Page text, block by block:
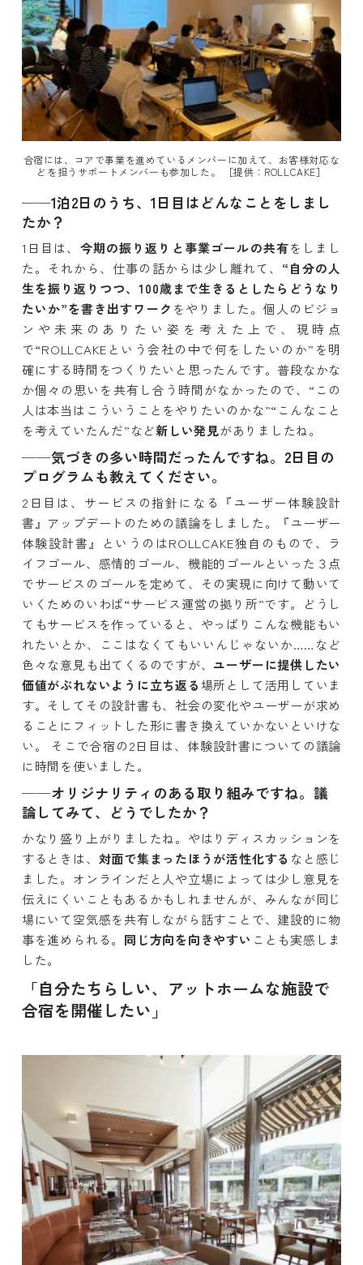
合宿には、コアで事業を進めているメンバーに加えて、お客様対応な
どを担うサポートメンバーも参加した。 ［提供：ROLLCAKE］
──1泊2日のうち、1日目はどんなことをしまし
たか？
1日目は、 今期の振り返りと事業ゴールの共有をしまし
た。それから、仕事の話からは少し離れて、 “自分の人
生を振り返りつつ、100歳まで生きるとしたらどうなり
たいか”を書き出すワーク をやりました。個人のビジョ
ンや未来のありたい姿を考えた上で、現時点
で“ROLLCAKEという会社の中で何をしたいのか”を明
確にする時間をつくりたいと思ったんです。普段なかな
か個々の思いを共有し合う時間がなかったので、“この
人は本当はこういうことをやりたいのかな”“こんなこと
を考えていたんだ”など新しい発見がありましたね。
──気づきの多い時間だったんですね。2日目の
プログラムも教えてください。
2日目は、サービスの指針になる『ユーザー体験設計
書』アップデートのための議論をしました。『ユーザー
体験設計書』というのはROLLCAKE独自のもので、ラ
イフゴール、感情的ゴール、機能的ゴールといった３点
でサービスのゴールを定めて、その実現に向けて動いて
いくためのいわば“サービス運営の拠り所”です。どうし
てもサービスを作っていると、やっぱりこんな機能もい
れたいとか、ここはなくてもいいんじゃないか……など
色々な意見も出てくるのですが、 ユーザーに提供したい
価値がぶれないように立ち返る 場所として活用していま
す。そしてその設計書も、社会の変化やユーザーが求め
ることにフィットした形に書き換えていかないといけな
い。 そこで合宿の2日目は、体験設計書についての議論
に時間を使いました。
──オリジナリティのある取り組みですね。議
論してみて、どうでしたか？
かなり盛り上がりましたね。やはりディスカッションを
するときは、 対面で集まったほうが活性化する なと感じ
ました。オンラインだと人や立場によっては少し意見を
伝えにくいこともあるかもしれませんが、みんなが同じ
場にいて空気感を共有しながら話すことで、建設的に物
事を進められる。 同じ方向を向きやすい ことも実感しま
した。
「自分たちらしい、アットホームな施設で
合宿を開催したい」